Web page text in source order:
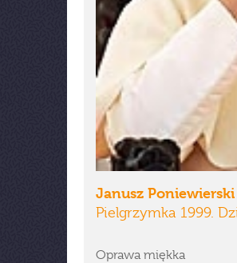
Janusz Poniewierski
Pielgrzymka 1999.
Oprawa miękka